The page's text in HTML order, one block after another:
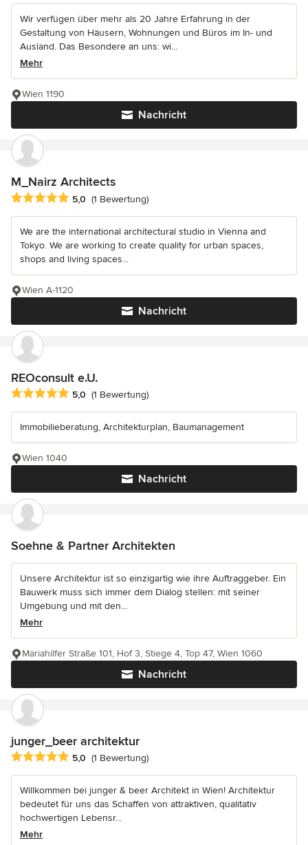
Wir verfügen über mehr als 20 Jahre Erfahrung in der
Gestaltung von Häusern, Wohnungen und Büros im In- und
Ausland. Das Besondere an uns: wi...
Mehr
Nachricht
Wien 1190
M_Nairz Architects
Durchschnittliche Bewertung: 5 von 5 Sternen
5,0 (1 Bewertung)
We are the international architectural studio in Vienna and
Tokyo. We are working to create quality for urban spaces,
shops and living spaces...
Nachricht
Wien A-1120
REOconsult e.U.
Durchschnittliche Bewertung: 5 von 5 Sternen
5,0 (1 Bewertung)
Immobilieberatung, Architekturplan, Baumanagement
Nachricht
Wien 1040
Soehne & Partner Architekten
Unsere Architektur ist so einzigartig wie ihre Auftraggeber. Ein
Bauwerk muss sich immer dem Dialog stellen: mit seiner
Umgebung und mit den...
Mehr
Nachricht
Mariahilfer Straße 101, Hof 3, Stiege 4, Top 47, Wien 1060
junger_beer architektur
Durchschnittliche Bewertung: 5 von 5 Sternen
5,0 (1 Bewertung)
Willkommen bei junger & beer Architekt in Wien! Architektur
bedeutet für uns das Schaffen von attraktiven, qualitativ
hochwertigen Lebensr...
Mehr